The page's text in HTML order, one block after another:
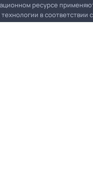
ресурсе
в соответствии с